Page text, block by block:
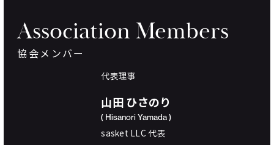
Association Members
協会メンバー
代表理事
山田 ひさのり
( Hisanori Yamada )
sasket LLC 代表